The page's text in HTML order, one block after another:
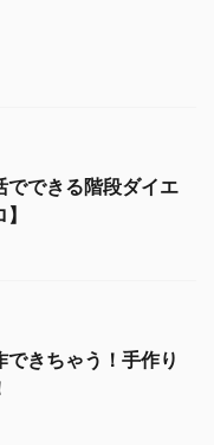
でできる階段ダイエ
きちゃう！手作り